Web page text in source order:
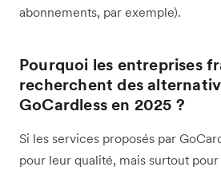
abonnements, par exemple).
Pourquoi les entreprises
recherchent des
GoCardless en 2025 ?
Si les services proposés par
pour leur qualité, mais surtout